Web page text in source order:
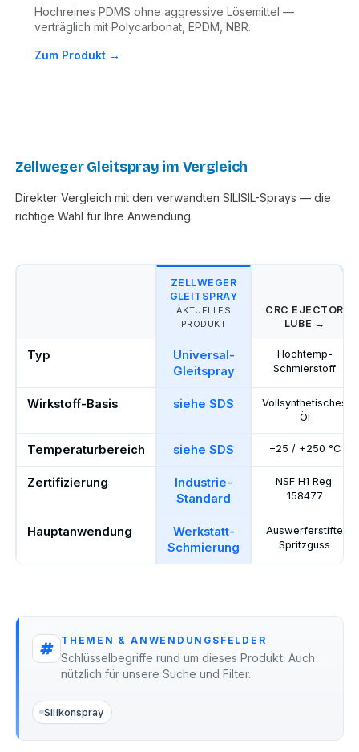
Hochreines PDMS ohne aggressive Lösemittel —
verträglich mit Polycarbonat, EPDM, NBR.
Zum Produkt →
Zellweger Gleitspray im Vergleich
Direkter Vergleich mit den verwandten SILISIL-Sprays — die
richtige Wahl für Ihre Anwendung.
ZELLWEGER
GLEITSPRAY
AKTUELLES
PRODUKT
CRC EJECTOR
LUBE →
Typ
Universal-
Gleitspray
Hochtemp-
Schmierstoff
Wirkstoff-Basis siehe SDS
Vollsynthetisches
Öl
Temperaturbereich siehe SDS −25 / +250 °C
Zertifizierung
Industrie-
Standard
NSF H1 Reg.
158477
Hauptanwendung
Werkstatt-
Schmierung
Auswerferstifte
Spritzguss
THEMEN & ANWENDUNGSFELDER
Schlüsselbegriffe rund um dieses Produkt. Auch
nützlich für unsere Suche und Filter.
Silikonspray